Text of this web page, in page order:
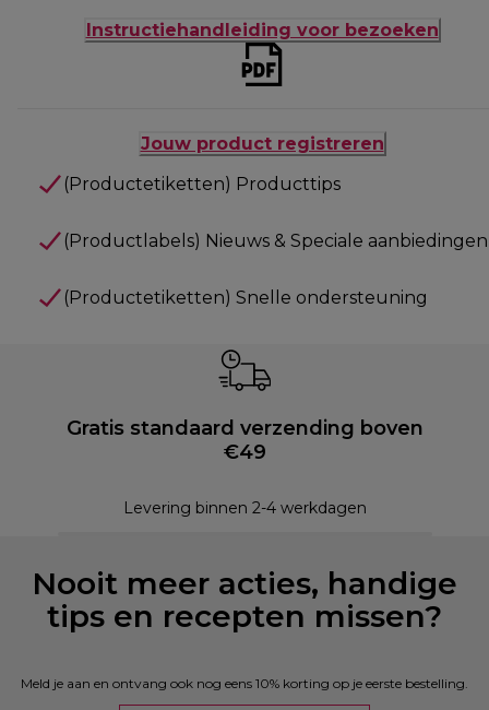
Instructiehandleiding voor bezoeken
Jouw product registreren
(Productetiketten) Producttips
(Productlabels) Nieuws & Speciale aanbiedingen
(Productetiketten) Snelle ondersteuning
Gratis standaard verzending boven
€49
Levering binnen 2-4 werkdagen
Nooit meer acties, handige
tips en recepten missen?
Meld je aan en ontvang ook nog eens 10% korting op je eerste bestelling.